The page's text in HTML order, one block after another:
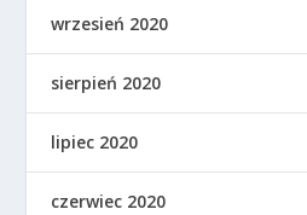
wrzesień 2020
sierpień 2020
lipiec 2020
czerwiec 2020